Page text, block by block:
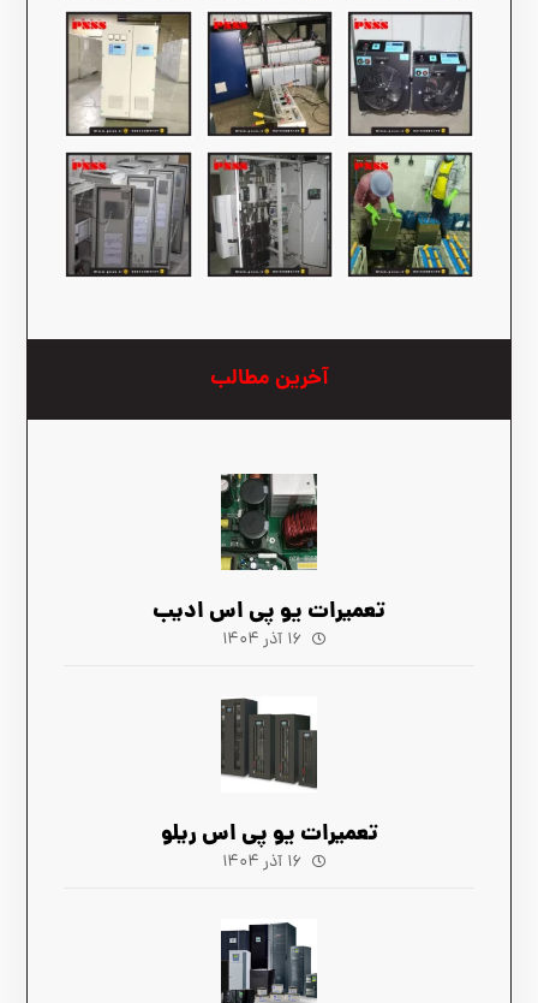
آخرین مطالب
تعمیرات یو پی اس ادیب
۱۶ آذر ۱۴۰۴
تعمیرات یو پی اس ریلو
۱۶ آذر ۱۴۰۴